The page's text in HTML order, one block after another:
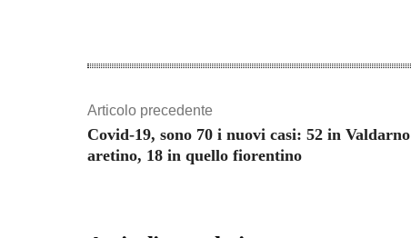
Articolo precedente
Covid-19, sono 70 i nuovi casi: 52 in Valdarno
aretino, 18 in quello fiorentino